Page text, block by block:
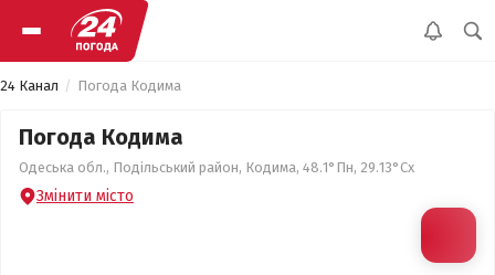
24 Канал Погода Кодима
Погода Кодима
Одеська обл., Подільський район, Кодима, 48.1°Пн, 29.13°Сх
Змінити місто